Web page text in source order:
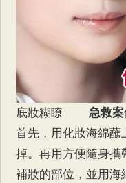
底妝糊瞭 急救案
首先，用化妝海綿蘸
掉。再用方便隨身攜
補妝的部位，並用海